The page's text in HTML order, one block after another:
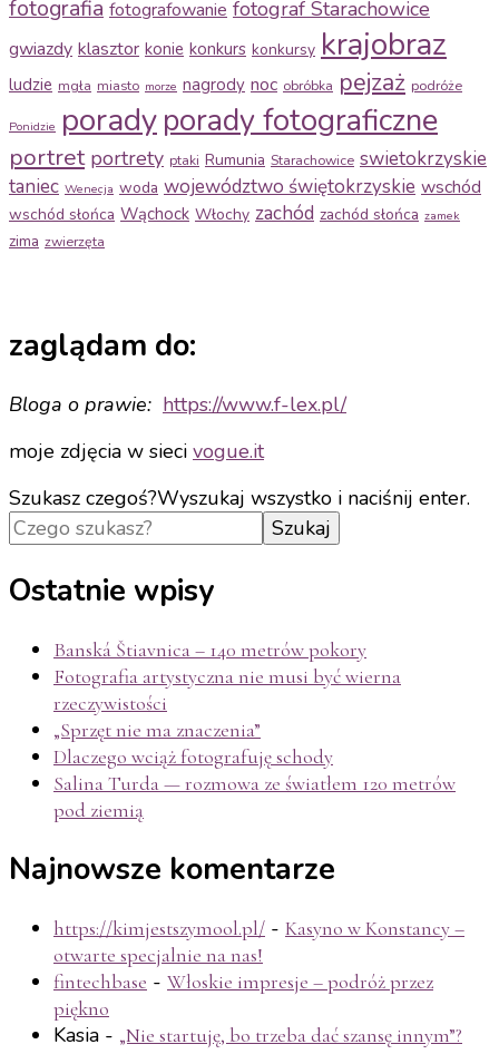
fotografia fotografowanie fotograf Starachowice
gwiazdy klasztor konie konkurs konkursy krajobraz
ludzie mgła miasto morze nagrody noc obróbka pejzaż podróże
Ponidzie poradyporady fotograficzne
portret portrety ptaki Rumunia Starachowice swietokrzyskie
taniec Wenecja woda województwo świętokrzyskie wschód
wschód słońca Wąchock Włochy zachód zachód słońca zamek
zima zwierzęta
zaglądam do:
Bloga o prawie: https://www.f-lex.pl/
moje zdjęcia w sieci vogue.it
Szukasz czegoś?Wyszukaj wszystko i naciśnij enter.
Ostatnie wpisy
Banská Štiavnica – 140 metrów pokory
Fotografia artystyczna nie musi być wierna
rzeczywistości
„Sprzęt nie ma znaczenia”
Dlaczego wciąż fotografuję schody
Salina Turda — rozmowa ze światłem 120 metrów
pod ziemią
Najnowsze komentarze
https://kimjestszymool.pl/ - Kasyno w Konstancy –
otwarte specjalnie na nas!
fintechbase - Włoskie impresje – podróż przez
piękno
Kasia - „Nie startuję, bo trzeba dać szansę innym”?